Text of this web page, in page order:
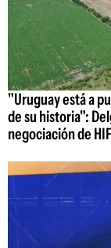
"Uruguay está a
de su historia":
negociación de